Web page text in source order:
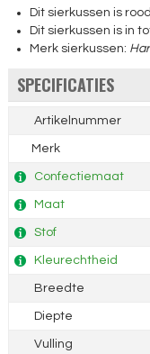
Dit sierkussen is
Dit sierkussen is in
Merk sierkussen:
SPECIFICATIES
Artikelnummer
Merk
Confectiemaat
Maat
Stof
Kleurechtheid
Breedte
Diepte
Vulling